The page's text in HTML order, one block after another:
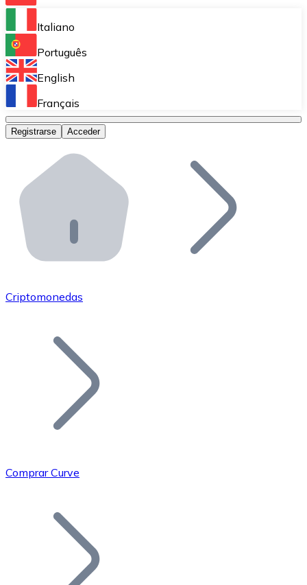
Bitnovo Ramp
Integra nuestra solución en tu plataforma.
Bitnovo Giftcards
Bitnovo OTC
Bitnovo ATM
Integra un ATM Bitnovo en tu negocio y permite que
Bitnovo API
Integra nuestra API en tu ecosistema.
Únete a nuestra red de distribuidores.
Añade tu proyecto a nuestro ecosistema.
Bitcoin
Italiano
Português
English
Français
Registrarse Acceder
Criptomonedas
Comprar Curve